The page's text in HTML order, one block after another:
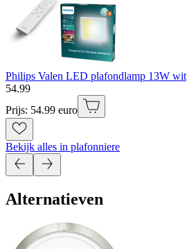
Philips Valen LED plafondlamp 13W wit
54.99
Prijs: 54.99 euro
Bekijk alles in plafonniere
Alternatieven